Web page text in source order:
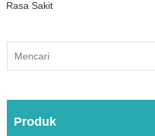
Rasa Sakit
Produk